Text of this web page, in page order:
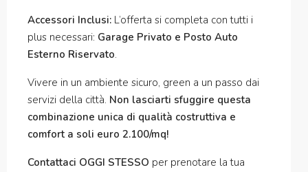
Accessori Inclusi: L’offerta si completa con tutti i
plus necessari: Garage Privato e Posto Auto
Esterno Riservato.
Vivere in un ambiente sicuro, green a un passo dai
servizi della città. Non lasciarti sfuggire questa
combinazione unica di qualità costruttiva e
comfort a soli euro 2.100/mq!
Contattaci OGGI STESSO per prenotare la tua